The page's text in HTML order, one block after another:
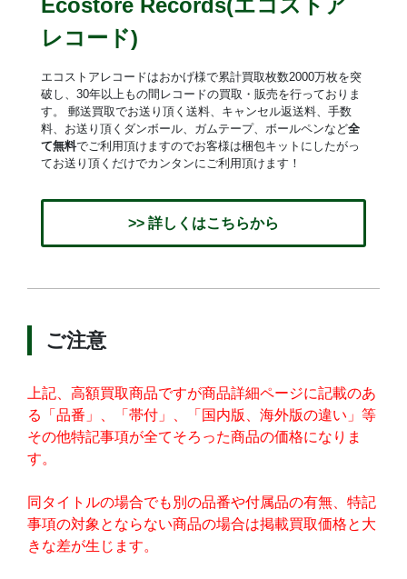
Ecostore Records(エコストア
レコード)
エコストアレコードはおかげ様で累計買取枚数2000万枚を突
破し、30年以上もの間レコードの買取・販売を行っておりま
す。 郵送買取でお送り頂く送料、キャンセル返送料、手数
料、お送り頂くダンボール、ガムテープ、ボールペンなど全
て無料でご利用頂けますのでお客様は梱包キットにしたがっ
てお送り頂くだけでカンタンにご利用頂けます！
>> 詳しくはこちらから
ご注意
上記、高額買取商品ですが商品詳細ページに記載のあ
る「品番」、「帯付」、「国内版、海外版の違い」等
その他特記事項が全てそろった商品の価格になりま
す。
同タイトルの場合でも別の品番や付属品の有無、特記
事項の対象とならない商品の場合は掲載買取価格と大
きな差が生じます。